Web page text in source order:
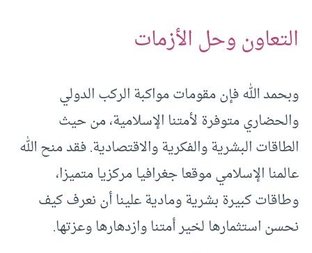
التعاون وحل الأزمات
وبحمد الله فإن مقومات مواكبة الركب الدولي
والحضاري متوفرة لأمتنا الإسلامية، من حيث
الطاقات البشرية والفكرية والاقتصادية. فقد منح الله
عالمنا الإسلامي موقعا جغرافيا مركزيا متميزا،
وطاقات كبيرة بشرية ومادية علينا أن نعرف كيف
نحسن استثمارها لخير أمتنا وازدهارها وعزتها.